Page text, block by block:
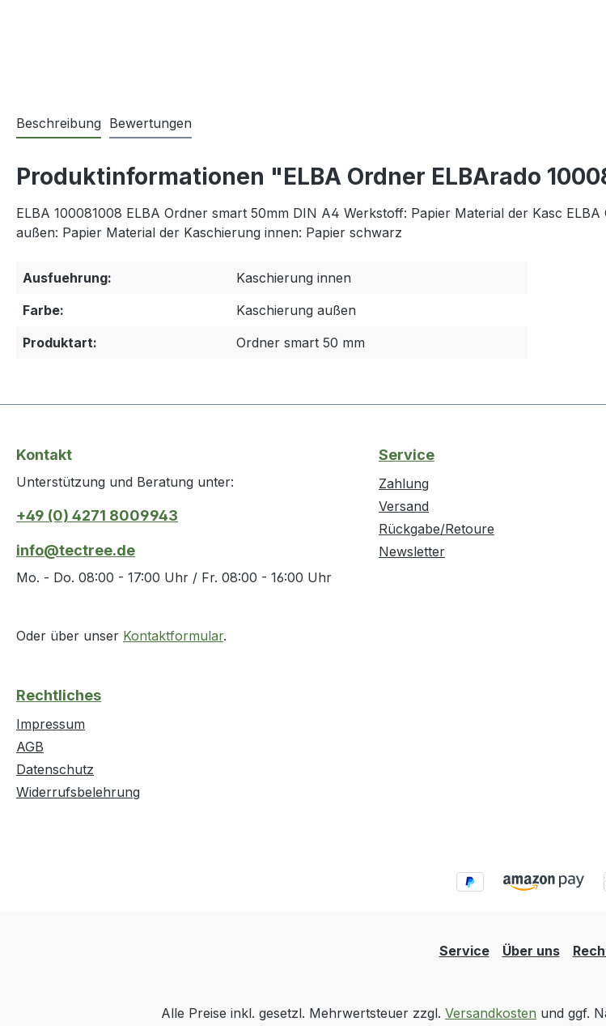
Beschreibung Bewertungen
Produktinformationen "ELBA Ordner ELBArado
ELBA 100081008 ELBA Ordner smart 50mm DIN A4 Werkstoff: Papier Material der Kasc
außen: Papier Material der Kaschierung innen: Papier schwarz
Ausfuehrung:
Kaschierung innen
Farbe:
Kaschierung außen
Produktart:
Ordner smart 50 mm
Kontakt
Unterstützung und Beratung unter:
+49 (0) 4271 8009943
info@tectree.de
Mo. - Do. 08:00 - 17:00 Uhr / Fr. 08:00 - 16:00 Uhr
Oder über unser Kontaktformular.
Service
Zahlung
Versand
Rückgabe/Retoure
Newsletter
Rechtliches
Impressum
AGB
Datenschutz
Widerrufsbelehrung
Service Über uns
Alle Preise inkl. gesetzl. Mehrwertsteuer zzgl. Versandkosten und ggf.